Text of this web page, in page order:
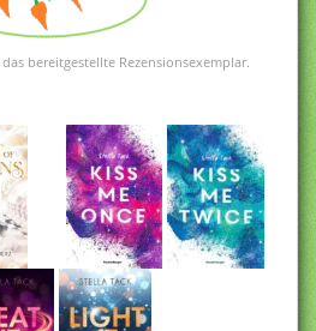
bereitgestellte Rezensionsexemplar.